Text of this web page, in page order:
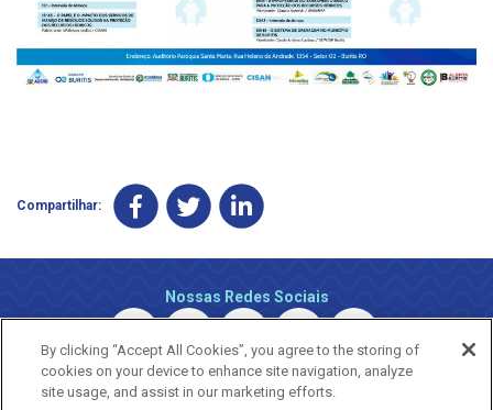
Compartilhar:
Nossas Redes Sociais
By clicking “Accept All Cookies”, you agree to the storing of
cookies on your device to enhance site navigation, analyze
site usage, and assist in our marketing efforts.